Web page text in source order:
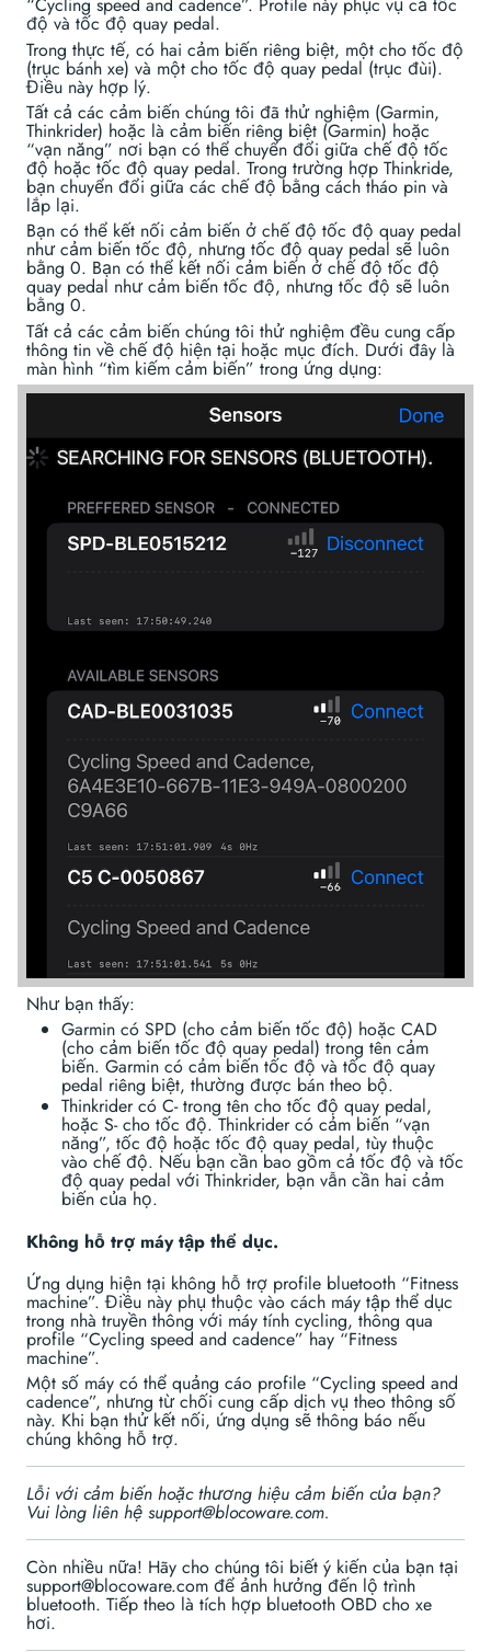
“Cycling speed and cadence”. Profile này phục vụ cả tốc
độ và tốc độ quay pedal.
Trong thực tế, có hai cảm biến riêng biệt, một cho tốc độ
(trục bánh xe) và một cho tốc độ quay pedal (trục đùi).
Điều này hợp lý.
Tất cả các cảm biến chúng tôi đã thử nghiệm (Garmin,
Thinkrider) hoặc là cảm biến riêng biệt (Garmin) hoặc
“vạn năng” nơi bạn có thể chuyển đổi giữa chế độ tốc
độ hoặc tốc độ quay pedal. Trong trường hợp Thinkride,
bạn chuyển đổi giữa các chế độ bằng cách tháo pin và
lắp lại.
Bạn có thể kết nối cảm biến ở chế độ tốc độ quay pedal
như cảm biến tốc độ, nhưng tốc độ quay pedal sẽ luôn
bằng 0. Bạn có thể kết nối cảm biến ở chế độ tốc độ
quay pedal như cảm biến tốc độ, nhưng tốc độ sẽ luôn
bằng 0.
Tất cả các cảm biến chúng tôi thử nghiệm đều cung cấp
thông tin về chế độ hiện tại hoặc mục đích. Dưới đây là
màn hình “tìm kiếm cảm biến” trong ứng dụng:
Như bạn thấy:
Garmin có SPD (cho cảm biến tốc độ) hoặc CAD
(cho cảm biến tốc độ quay pedal) trong tên cảm
biến. Garmin có cảm biến tốc độ và tốc độ quay
pedal riêng biệt, thường được bán theo bộ.
Thinkrider có C- trong tên cho tốc độ quay pedal,
hoặc S- cho tốc độ. Thinkrider có cảm biến “vạn
năng”, tốc độ hoặc tốc độ quay pedal, tùy thuộc
vào chế độ. Nếu bạn cần bao gồm cả tốc độ và tốc
độ quay pedal với Thinkrider, bạn vẫn cần hai cảm
biến của họ.
Không hỗ trợ máy tập thể dục.
Ứng dụng hiện tại không hỗ trợ profile bluetooth “Fitness
machine”. Điều này phụ thuộc vào cách máy tập thể dục
trong nhà truyền thông với máy tính cycling, thông qua
profile “Cycling speed and cadence” hay “Fitness
machine”.
Một số máy có thể quảng cáo profile “Cycling speed and
cadence”, nhưng từ chối cung cấp dịch vụ theo thông số
này. Khi bạn thử kết nối, ứng dụng sẽ thông báo nếu
chúng không hỗ trợ.
Lỗi với cảm biến hoặc thương hiệu cảm biến của bạn?
Vui lòng liên hệ support@blocoware.com.
Còn nhiều nữa! Hãy cho chúng tôi biết ý kiến của bạn tại
support@blocoware.com để ảnh hưởng đến lộ trình
bluetooth. Tiếp theo là tích hợp bluetooth OBD cho xe
hơi.